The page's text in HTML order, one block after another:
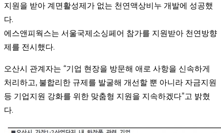
지원을 받아 계면활성제가 없는 천연액상비누 개발에 성공했
다.
에스앤피웍스는 서울국제소싱페어 참가를 지원받아 천연방향
제를 전시했다.
오산시 관계자는 “기업 현장을 방문해 애로 사항을 신속하게
처리하고, 불합리한 규제를 발굴해 개선할 뿐 아니라 자금지원
등 기업지원 강화를 위한 맞춤형 지원을 지속하겠다”고 밝혔
다.